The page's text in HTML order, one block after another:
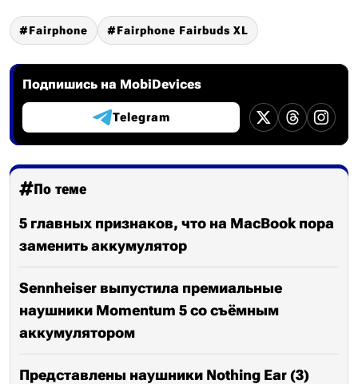
Fairphone Fairphone Fairbuds XL
Подпишись на MobiDevices
Telegram
По теме
5 главных признаков, что на MacBook пора
заменить аккумулятор
Sennheiser выпустила премиальные
наушники Momentum 5 со съёмным
аккумулятором
Представлены наушники Nothing Ear (3)